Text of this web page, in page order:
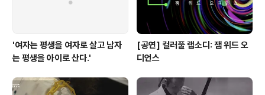
'여자는 평생을 여자로 살고 남자
는 평생을 아이로 산다.'
[공연] 컬러풀 랩소디: 잼 위드 오
디언스